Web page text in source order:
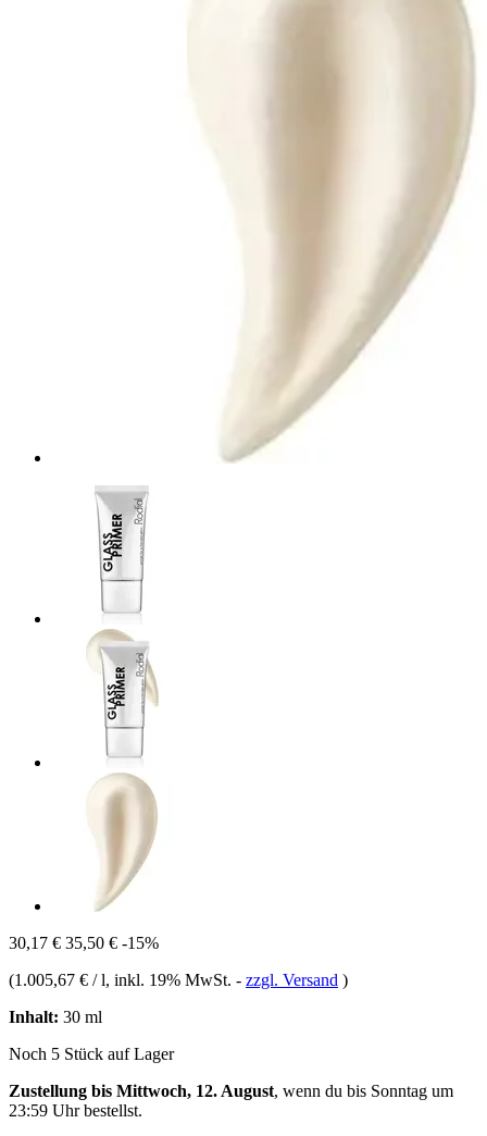
30,17 € 35,50 € -15%
(1.005,67 € / l, inkl. 19% MwSt. - zzgl. Versand )
Inhalt: 30 ml
Noch 5 Stück auf Lager
Zustellung bis Mittwoch, 12. August, wenn du bis Sonntag um
23:59 Uhrbestellst.